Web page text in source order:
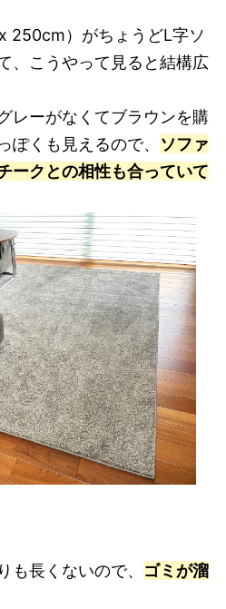
250cm）がちょうどL字ソ
、こうやって見ると結構広
レーがなくてブラウンを購
ぽくも見えるので、 ソファ
ークとの相性も合っていて
も長くないので、 ゴミが溜